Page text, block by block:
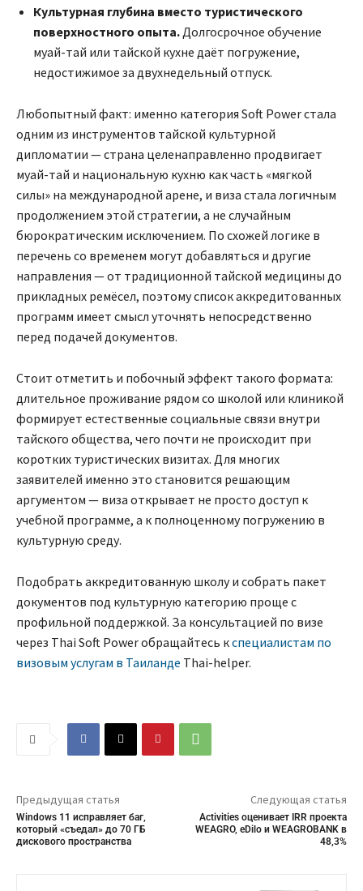
Культурная глубина вместо туристического
поверхностного опыта. Долгосрочное обучение
муай-тай или тайской кухне даёт погружение,
недостижимое за двухнедельный отпуск.
Любопытный факт: именно категория Soft Power стала
одним из инструментов тайской культурной
дипломатии — страна целенаправленно продвигает
муай-тай и национальную кухню как часть «мягкой
силы» на международной арене, и виза стала логичным
продолжением этой стратегии, а не случайным
бюрократическим исключением. По схожей логике в
перечень со временем могут добавляться и другие
направления — от традиционной тайской медицины до
прикладных ремёсел, поэтому список аккредитованных
программ имеет смысл уточнять непосредственно
перед подачей документов.
Стоит отметить и побочный эффект такого формата:
длительное проживание рядом со школой или клиникой
формирует естественные социальные связи внутри
тайского общества, чего почти не происходит при
коротких туристических визитах. Для многих
заявителей именно это становится решающим
аргументом — виза открывает не просто доступ к
учебной программе, а к полноценному погружению в
культурную среду.
Подобрать аккредитованную школу и собрать пакет
документов под культурную категорию проще с
профильной поддержкой. За консультацией по визе
через Thai Soft Power обращайтесь кспециалистам по
визовым услугам в Таиланде Thai-helper.
Предыдущая статья
Windows 11 исправляет баг,
который «съедал» до 70 ГБ
дискового пространства
Следующая статья
Activities оценивает IRR проекта
WEAGRO, eDilo и WEAGROBANK в
48,3%